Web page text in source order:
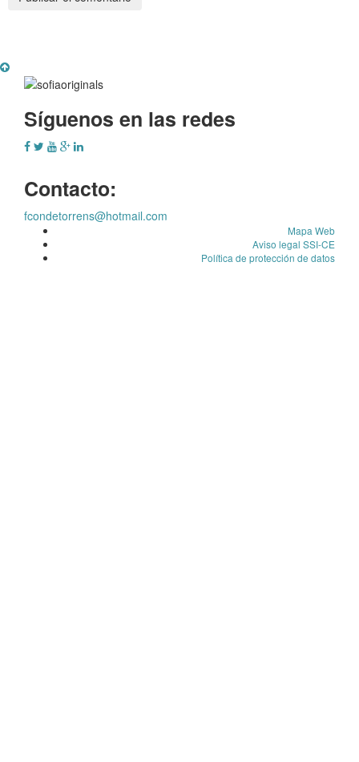
Síguenos en las redes
Contacto:
fcondetorrens@hotmail.com
Mapa Web
Aviso legal SSI-CE
Política de protección de datos